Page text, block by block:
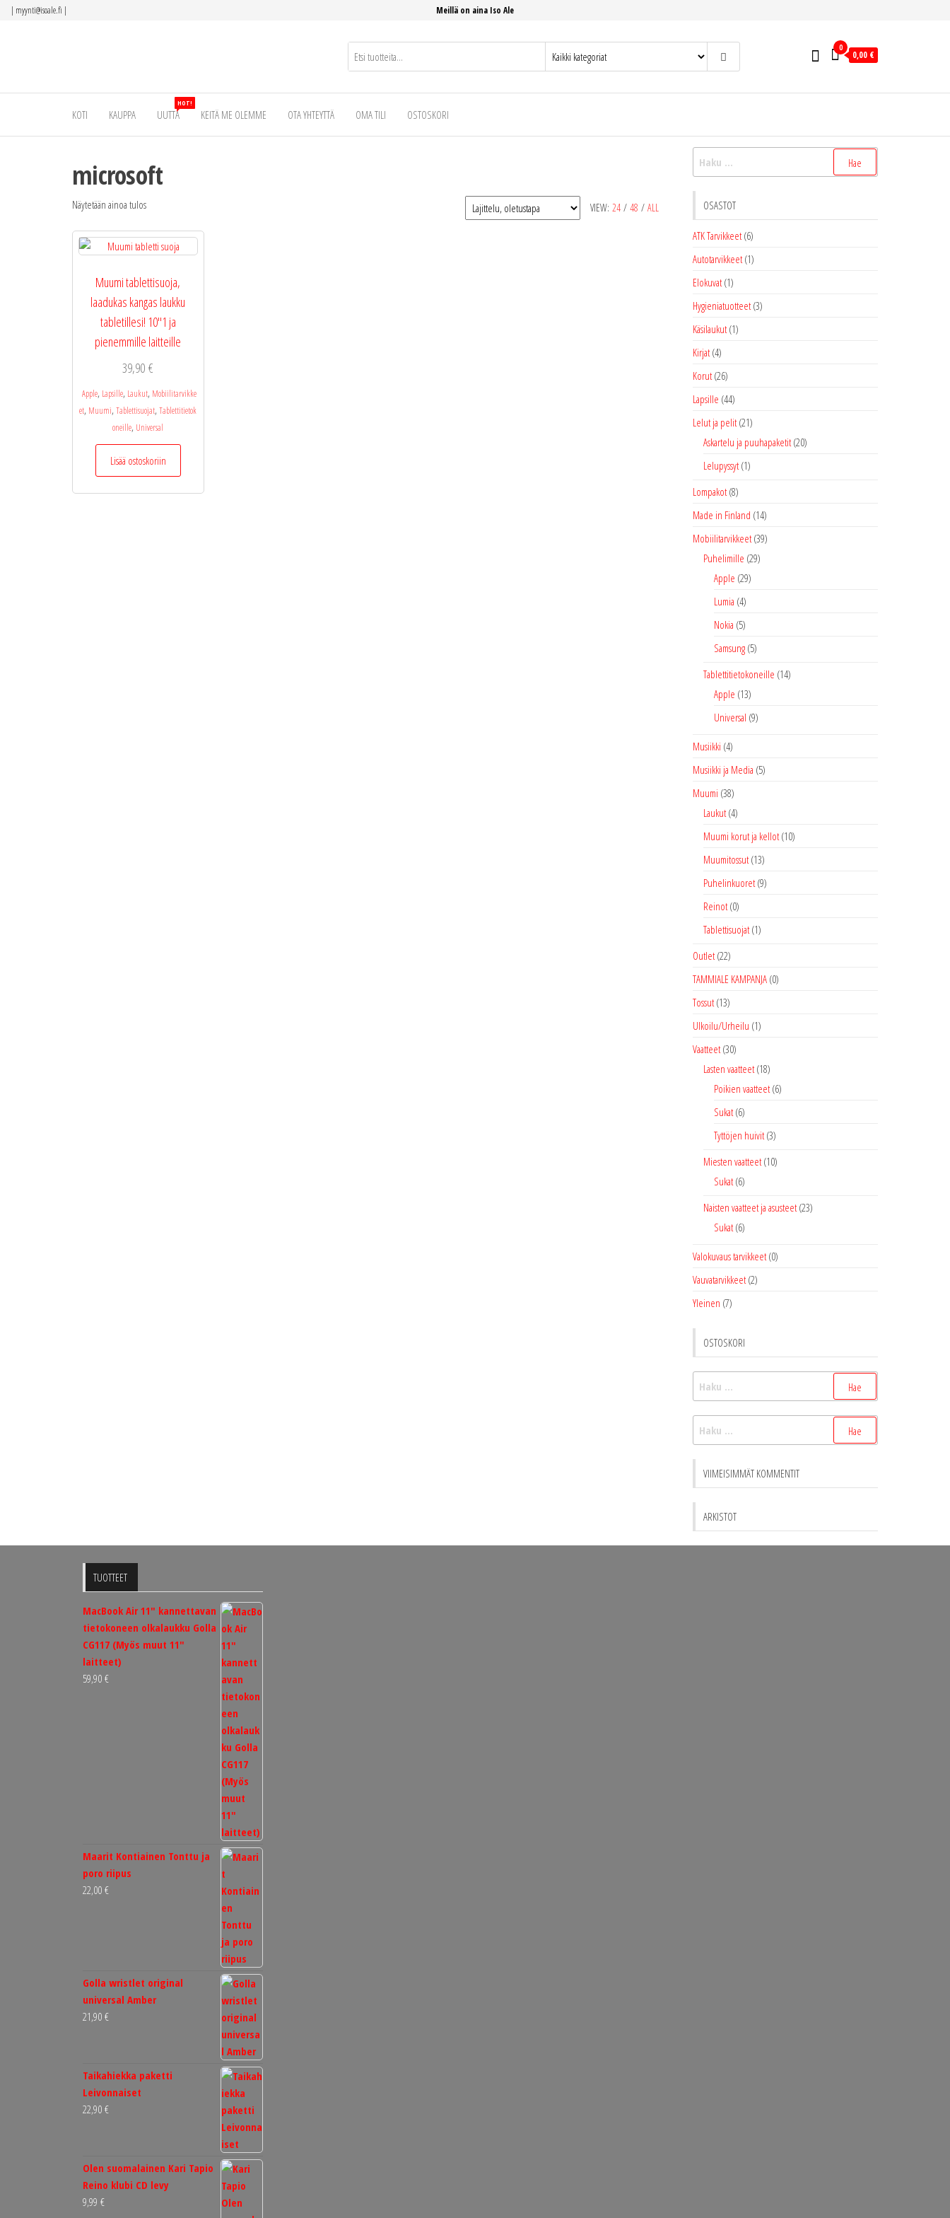
Siirry
| myynti@isoale.fi | Meillä on aina Iso Ale
0
0,00 €
KOTI KAUPPA UUTTA
HOT!
KEITÄ ME OLEMME OTA YHTEYTTÄ OMA TILI OSTOSKORI
microsoft
VIEW: 24 / 48 / ALL
Näytetään ainoa tulos
Muumi tablettisuoja,
laadukas kangas laukku
tabletillesi! 10″1 ja
pienemmille laitteille
39,90€
Apple, Lapsille, Laukut, Mobiilitarvikke
et, Muumi, Tablettisuojat, Tablettitietok
oneille, Universal
Lisää ostoskoriin
Haku:
OSASTOT
ATK Tarvikkeet (6)
Autotarvikkeet (1)
Elokuvat (1)
Hygieniatuotteet (3)
Käsilaukut (1)
Kirjat (4)
Korut (26)
Lapsille (44)
Lelut ja pelit (21)
Askartelu ja puuhapaketit (20)
Lelupyssyt (1)
Lompakot (8)
Made in Finland (14)
Mobiilitarvikkeet (39)
Puhelimille (29)
Apple (29)
Lumia (4)
Nokia (5)
Samsung (5)
Tablettitietokoneille (14)
Apple (13)
Universal (9)
Musiikki (4)
Musiikki ja Media (5)
Muumi (38)
Laukut (4)
Muumi korut ja kellot (10)
Muumitossut (13)
Puhelinkuoret (9)
Reinot (0)
Tablettisuojat (1)
Outlet (22)
TAMMIALE KAMPANJA (0)
Tossut (13)
Ulkoilu/Urheilu (1)
Vaatteet (30)
Lasten vaatteet (18)
Poikien vaatteet (6)
Sukat (6)
Tyttöjen huivit (3)
Miesten vaatteet (10)
Sukat (6)
Naisten vaatteet ja asusteet (23)
Sukat (6)
Valokuvaus tarvikkeet (0)
Vauvatarvikkeet (2)
Yleinen (7)
OSTOSKORI
Haku:
Haku:
VIIMEISIMMÄT KOMMENTIT
ARKISTOT
TUOTTEET
MacBook Air 11" kannettavan
tietokoneen olkalaukku Golla
CG117 (Myös muut 11"
laitteet)
59,90 €
Maarit Kontiainen Tonttu ja
poro riipus
22,00 €
Golla wristlet original
universal Amber
21,90 €
Taikahiekka paketti
Leivonnaiset
22,90 €
Olen suomalainen Kari Tapio
Reino klubi CD levy
9,99 €